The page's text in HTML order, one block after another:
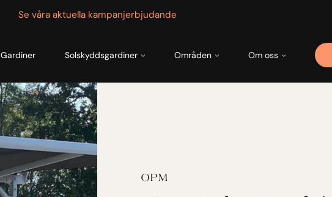
Se våra aktuella kampanjerbjudande
Gardiner Solskyddsgardiner Områden Om oss
OPM